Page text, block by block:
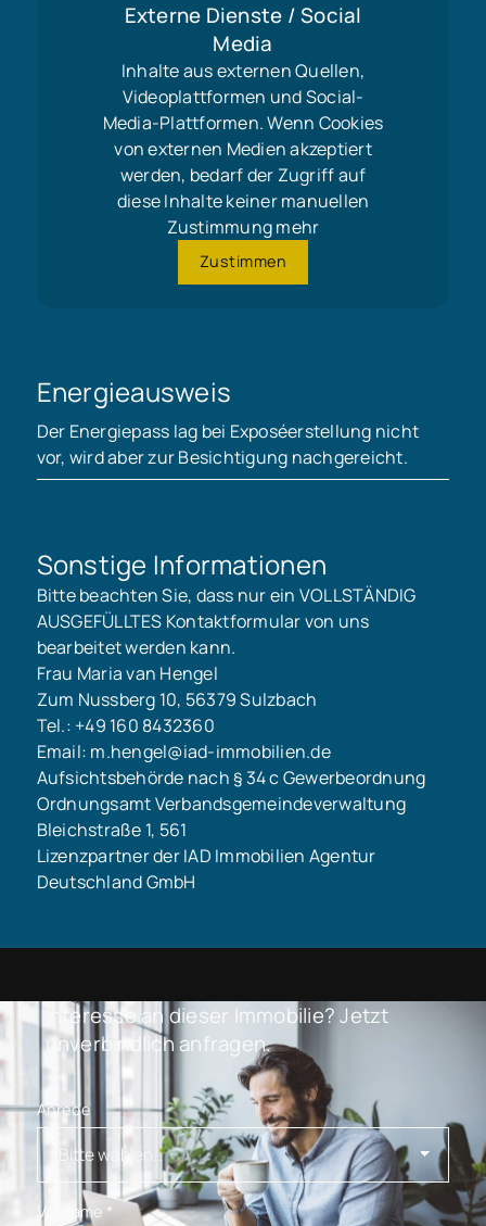
Externe Dienste / Social
Media
Inhalte aus externen Quellen,
Videoplattformen und Social-
Media-Plattformen. Wenn Cookies
von externen Medien akzeptiert
werden, bedarf der Zugriff auf
diese Inhalte keiner manuellen
Zustimmung mehr
Zustimmen
Energieausweis
Der Energiepass lag bei Exposéerstellung nicht
vor, wird aber zur Besichtigung nachgereicht.
Sonstige Informationen
Bitte beachten Sie, dass nur ein VOLLSTÄNDIG
AUSGEFÜLLTES Kontaktformular von uns
bearbeitet werden kann.
Frau Maria van Hengel
Zum Nussberg 10, 56379 Sulzbach
Tel.: +49 160 8432360
Email: m.hengel@iad-immobilien.de
Aufsichtsbehörde nach § 34 c Gewerbeordnung
Ordnungsamt Verbandsgemeindeverwaltung
Bleichstraße 1, 561
Lizenzpartner der IAD Immobilien Agentur
Deutschland GmbH
Interesse an dieser Immobilie? Jetzt
unverbindlich anfragen.
Anrede
Vorname *